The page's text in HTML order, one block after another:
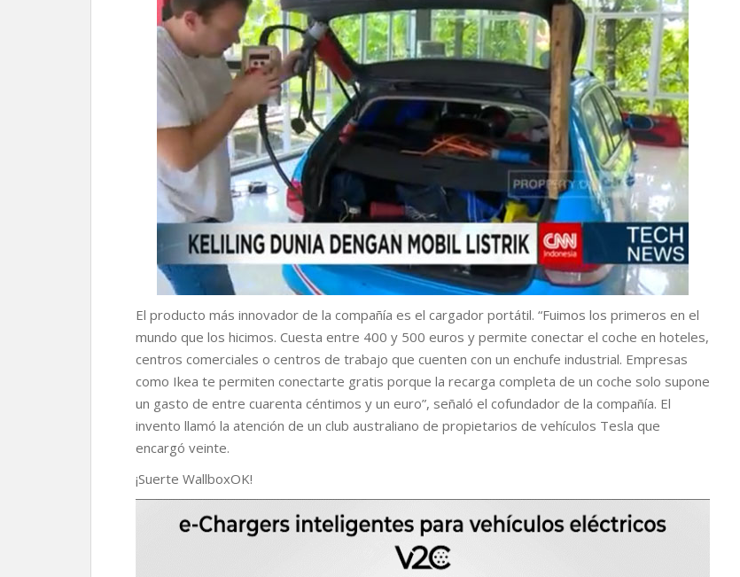
El producto más innovador de la compañía es el cargador portátil. “Fuimos los primeros en el
mundo que los hicimos. Cuesta entre 400 y 500 euros y permite conectar el coche en hoteles,
centros comerciales o centros de trabajo que cuenten con un enchufe industrial. Empresas
como Ikea te permiten conectarte gratis porque la recarga completa de un coche solo supone
un gasto de entre cuarenta céntimos y un euro”, señaló el cofundador de la compañía. El
invento llamó la atención de un club australiano de propietarios de vehículos Tesla que
encargó veinte.
¡Suerte WallboxOK!